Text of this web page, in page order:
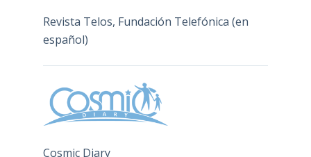
Revista Telos, Fundación Telefónica (en
español)
Cosmic Diary